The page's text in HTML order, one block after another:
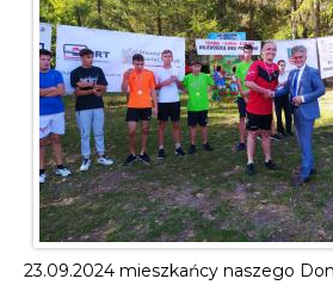
23.09.2024 mieszkańcy naszego